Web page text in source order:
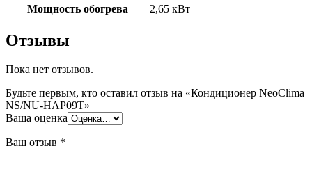
Мощность обогрева
2,65 кВт
Отзывы
Пока нет отзывов.
Будьте первым, кто оставил отзыв на «Кондиционер NeoClima
NS/NU-HAP09T»
Ваша оценка
Ваш отзыв *